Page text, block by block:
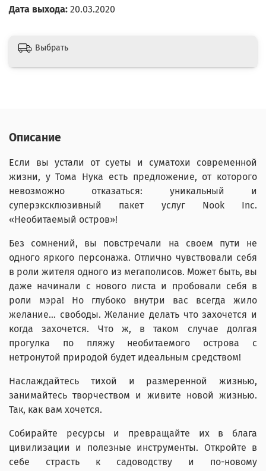
Дата выхода: 20.03.2020
Выбрать
Описание
Если вы устали от суеты и суматохи современной
жизни, у Тома Нука есть предложение, от которого
невозможно отказаться: уникальный и
суперэксклюзивный пакет услуг Nook Inc.
«Необитаемый остров»!
Без сомнений, вы повстречали на своем пути не
одного яркого персонажа. Отлично чувствовали себя
в роли жителя одного из мегаполисов. Может быть, вы
даже начинали с нового листа и пробовали себя в
роли мэра! Но глубоко внутри вас всегда жило
желание… свободы. Желание делать что захочется и
когда захочется. Что ж, в таком случае долгая
прогулка по пляжу необитаемого острова с
нетронутой природой будет идеальным средством!
Наслаждайтесь тихой и размеренной жизнью,
занимайтесь творчеством и живите новой жизнью.
Так, как вам хочется.
Собирайте ресурсы и превращайте их в блага
цивилизации и полезные инструменты. Откройте в
себе страсть к садоводству и по-новому